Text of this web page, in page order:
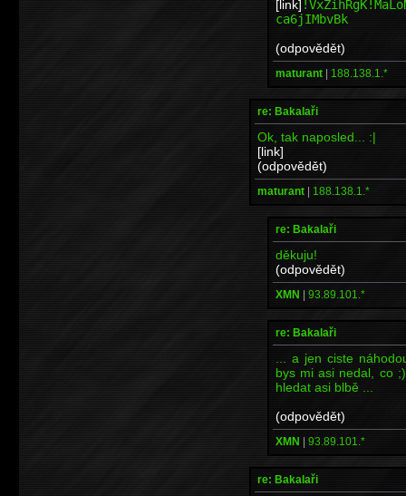
[link]
ca6jIMbvBk
(odpovědět)
maturant | 188.138.1.*
re: Bakalaři
Ok, tak naposled... :|
[link]
(odpovědět)
maturant | 188.138.1.*
re: Bakalaři
děkuju!
(odpovědět)
XMN | 93.89.101.*
re: Bakalaři
... a jen ciste
bys mi asi nedal, co
hledat asi blbě ...
(odpovědět)
XMN | 93.89.101.*
re: Bakalaři